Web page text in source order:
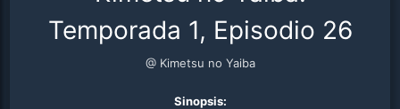
Temporada 1, Episodio 26
@ Kimetsu no Yaiba
Sinopsis: